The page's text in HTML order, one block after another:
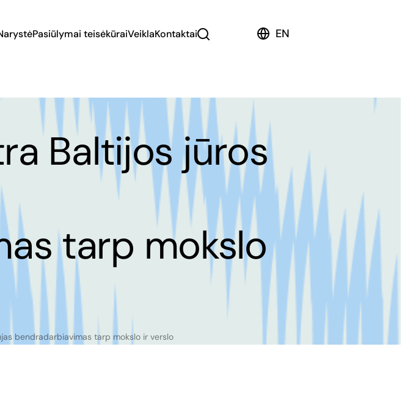
Pasiūlymai teisėkūraiVeiklaKontaktai EN
Baltijos jūros
tarp mokslo
bendradarbiavimas tarp mokslo ir verslo